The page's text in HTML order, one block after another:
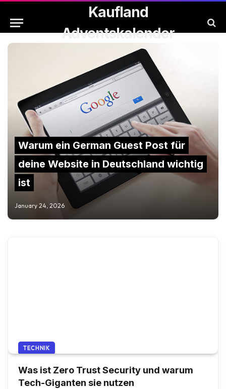
Kaufland
Adventskalender
Warum ein German Guest Post für
deine Website in Deutschland wichtig
ist
January 24, 2026
TECHNIK
Was ist Zero Trust Security und warum
Tech-Giganten sie nutzen